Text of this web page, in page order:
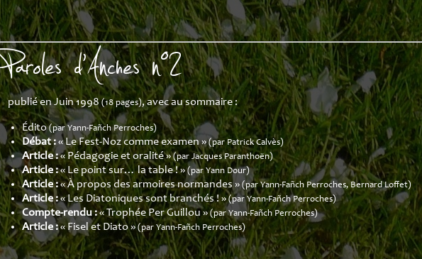
Paroles d'Anches n°2
publié en Juin 1998(18 pages), avec au sommaire :
Édito(par Yann-Fañch Perroches)
Débat :« Le Fest-Noz comme examen »(par Patrick Calvès)
Article :« Pédagogie et oralité »(par Jacques Paranthoën)
Article :« Le point sur… la table ! »(par Yann Dour)
Article :« À propos des armoires normandes » (par Yann-Fañch Perroches, Bernard Loffet)
Article :« Les Diatoniques sont branchés ! » (par Yann-Fañch Perroches)
Compte-rendu :« Trophée Per Guillou » (par Yann-Fañch Perroches)
Article :« Fisel et Diato »(par Yann-Fañch Perroches)